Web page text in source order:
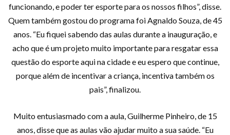
funcionando, e poder ter esporte para os nossos filhos”, disse.
Quem também gostou do programa foi Agnaldo Souza, de 45
anos. “Eu fiquei sabendo das aulas durante a inauguração, e
acho que é um projeto muito importante para resgatar essa
questão do esporte aqui na cidade e eu espero que continue,
porque além de incentivar a criança, incentiva também os
pais”, finalizou.
Muito entusiasmado com a aula, Guilherme Pinheiro, de 15
anos, disse que as aulas vão ajudar muito a sua saúde. “Eu